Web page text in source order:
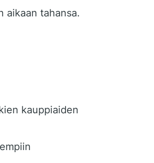
aikaan tahansa.
kauppiaiden